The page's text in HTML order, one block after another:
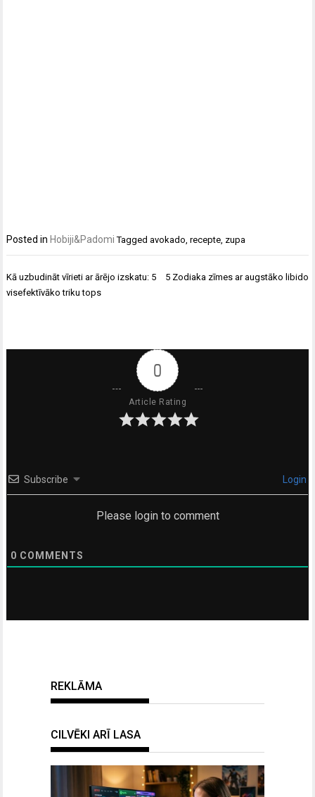
Posted in Hobiji&Padomi Taggedavokado,recepte, zupa
Ziņu
izvēlne
Kā uzbudināt vīrieti ar ārējo izskatu: 5
visefektīvāko triku tops
5 Zodiaka zīmes ar augstāko libido
0
Article Rating
Subscribe Login
Please login to comment
0 COMMENTS
REKLĀMA
CILVĒKI ARĪ LASA